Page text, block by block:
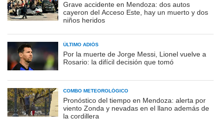
Grave accidente en Mendoza: dos autos
cayeron del Acceso Este, hay un muerto y dos
niños heridos
ÚLTIMO ADIÓS
Por la muerte de Jorge Messi, Lionel vuelve a
Rosario: la difícil decisión que tomó
COMBO METEOROLÓGICO
Pronóstico del tiempo en Mendoza: alerta por
viento Zonda y nevadas en el llano además de
la cordillera